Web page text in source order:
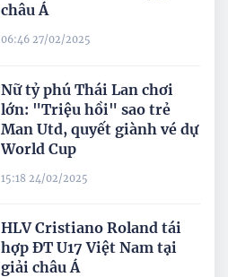
châu Á
06:46 27/02/2025
Nữ tỷ phú Thái Lan chơi
lớn: "Triệu hồi" sao trẻ
Man Utd, quyết giành vé dự
World Cup
15:18 24/02/2025
HLV Cristiano Roland tái
hợp ĐT U17 Việt Nam tại
giải châu Á